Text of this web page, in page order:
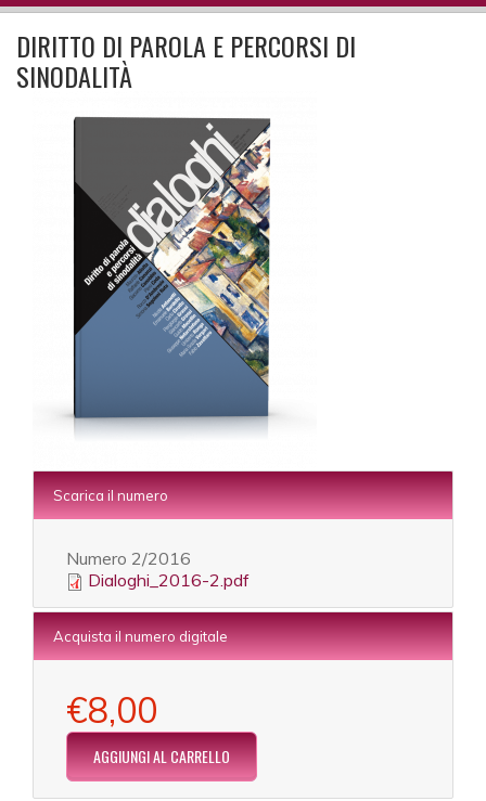
DIRITTO DI PAROLA E PERCORSI DI
SINODALITÀ
Scarica il numero
Numero 2/2016
Dialoghi_2016-2.pdf
Acquista il numero digitale
€8,00